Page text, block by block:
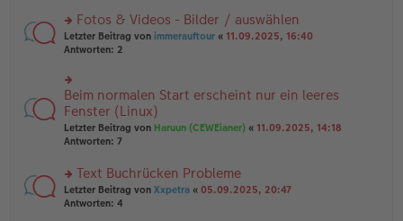
tr
a
g
e
n
er
tr
a
g
n
g
el
e
n
er
B
ei
tr
g
rs
te
u
n
g
el
es
e
er
B
ei
tr
Fotos & Videos - Bilder / auswählen
Letzter Beitrag von immerauftour « 11.09.2025, 16:40
Antworten: 2
rs
te
r
u
n
el
es
e
Beim normalen Start erscheint nur ein leeres
Fenster (Linux)
Letzter Beitrag von Haruun (CEWEianer) « 11.09.2025, 14:18
Antworten: 7
rs
te
Text Buchrücken Probleme
Letzter Beitrag von Xxpetra « 05.09.2025, 20:47
Antworten: 4